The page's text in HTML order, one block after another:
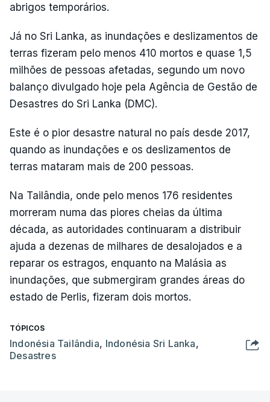
abrigos temporários.
Já no Sri Lanka, as inundações e deslizamentos de
terras fizeram pelo menos 410 mortos e quase 1,5
milhões de pessoas afetadas, segundo um novo
balanço divulgado hoje pela Agência de Gestão de
Desastres do Sri Lanka (DMC).
Este é o pior desastre natural no país desde 2017,
quando as inundações e os deslizamentos de
terras mataram mais de 200 pessoas.
Na Tailândia, onde pelo menos 176 residentes
morreram numa das piores cheias da última
década, as autoridades continuaram a distribuir
ajuda a dezenas de milhares de desalojados e a
reparar os estragos, enquanto na Malásia as
inundações, que submergiram grandes áreas do
estado de Perlis, fizeram dois mortos.
TÓPICOS
Indonésia Tailândia, Indonésia Sri Lanka,
Desastres